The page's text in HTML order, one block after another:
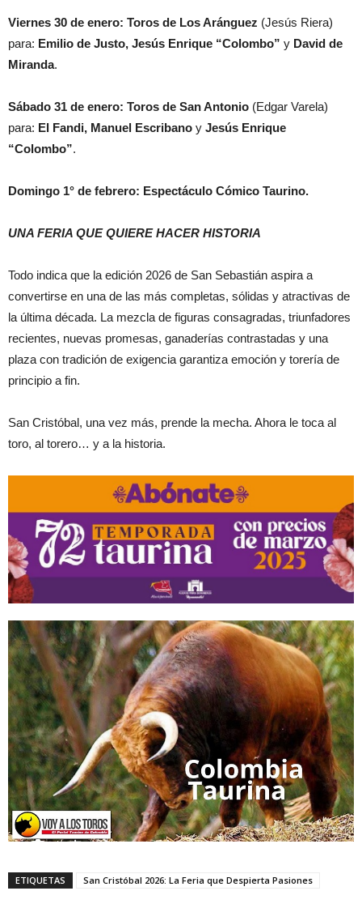
Viernes 30 de enero: Toros de Los Aránguez (Jesús Riera)
para: Emilio de Justo, Jesús Enrique “Colombo” y David de
Miranda.
Sábado 31 de enero: Toros de San Antonio (Edgar Varela)
para: El Fandi, Manuel Escribano y Jesús Enrique
“Colombo”.
Domingo 1° de febrero: Espectáculo Cómico Taurino.
UNA FERIA QUE QUIERE HACER HISTORIA
Todo indica que la edición 2026 de San Sebastián aspira a
convertirse en una de las más completas, sólidas y atractivas de
la última década. La mezcla de figuras consagradas, triunfadores
recientes, nuevas promesas, ganaderías contrastadas y una
plaza con tradición de exigencia garantiza emoción y torería de
principio a fin.
San Cristóbal, una vez más, prende la mecha. Ahora le toca al
toro, al torero… y a la historia.
ETIQUETAS San Cristóbal 2026: La Feria que Despierta Pasiones